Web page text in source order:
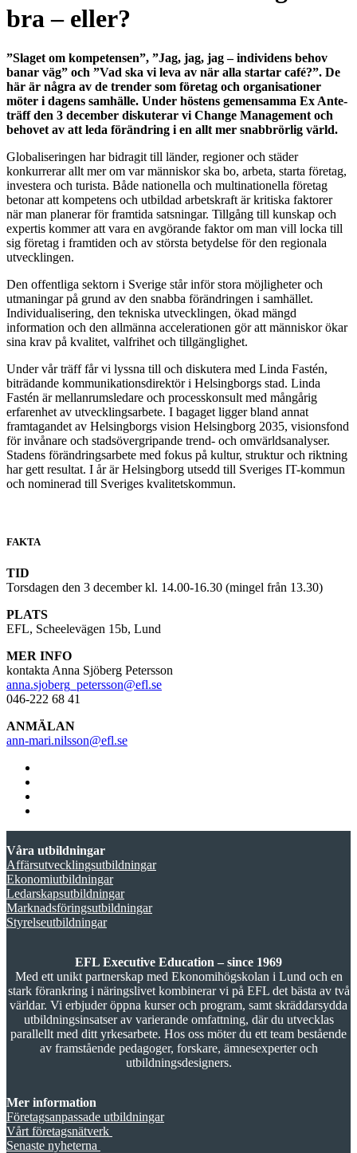
bra – eller?
”Slaget om kompetensen”, ”Jag, jag, jag – individens behov
banar väg” och ”Vad ska vi leva av när alla startar café?”. De
här är några av de trender som företag och organisationer
möter i dagens samhälle. Under höstens gemensamma Ex Ante-
träff den 3 december diskuterar vi Change Management och
behovet av att leda förändring i en allt mer snabbrörlig värld.
Globaliseringen har bidragit till länder, regioner och städer
konkurrerar allt mer om var människor ska bo, arbeta, starta företag,
investera och turista. Både nationella och multinationella företag
betonar att kompetens och utbildad arbetskraft är kritiska faktorer
när man planerar för framtida satsningar. Tillgång till kunskap och
expertis kommer att vara en avgörande faktor om man vill locka till
sig företag i framtiden och av största betydelse för den regionala
utvecklingen.
Den offentliga sektorn i Sverige står inför stora möjligheter och
utmaningar på grund av den snabba förändringen i samhället.
Individualisering, den tekniska utvecklingen, ökad mängd
information och den allmänna accelerationen gör att människor ökar
sina krav på kvalitet, valfrihet och tillgänglighet.
Under vår träff får vi lyssna till och diskutera med Linda Fastén,
biträdande kommunikationsdirektör i Helsingborgs stad. Linda
Fastén är mellanrumsledare och processkonsult med mångårig
erfarenhet av utvecklingsarbete. I bagaget ligger bland annat
framtagandet av Helsingborgs vision Helsingborg 2035, visionsfond
för invånare och stadsövergripande trend- och omvärldsanalyser.
Stadens förändringsarbete med fokus på kultur, struktur och riktning
har gett resultat. I år är Helsingborg utsedd till Sveriges IT-kommun
och nominerad till Sveriges kvalitetskommun.
FAKTA
TID
Torsdagen den 3 december kl. 14.00-16.30 (mingel från 13.30)
PLATS
EFL, Scheelevägen 15b, Lund
MER INFO
kontakta Anna Sjöberg Petersson
anna.sjoberg_petersson@efl.se
046-222 68 41
ANMÄLAN
ann-mari.nilsson@efl.se
Våra utbildningar
Affärsutvecklingsutbildningar
Ekonomiutbildningar
Ledarskapsutbildningar
Marknadsföringsutbildningar
Styrelseutbildningar
EFL Executive Education – since 1969
Med ett unikt partnerskap med Ekonomihögskolan i Lund och en
stark förankring i näringslivet kombinerar vi på EFL det bästa av två
världar. Vi erbjuder öppna kurser och program, samt skräddarsydda
utbildningsinsatser av varierande omfattning, där du utvecklas
parallellt med ditt yrkesarbete. Hos oss möter du ett team bestående
av framstående pedagoger, forskare, ämnesexperter och
utbildningsdesigners.
Mer information
Företagsanpassade utbildningar
Vårt företagsnätverk
Senaste nyheterna